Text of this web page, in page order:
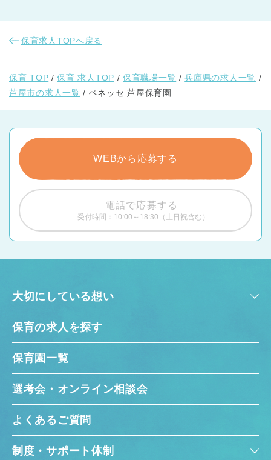
保育求人TOPへ戻る
保育 TOP 保育 求人TOP 保育職場一覧
兵庫県の求人一覧
芦屋市の求人一覧
ベネッセ 芦屋保育園
WEBから応募する
電話で応募する
受付時間：10:00～18:30（土日祝含む）
大切にしている想い
保育の求人を探す
保育園一覧
選考会・オンライン相談会
よくあるご質問
制度・サポート体制